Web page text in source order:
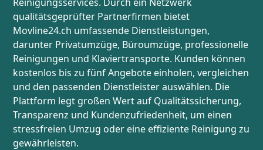
qualitätsgeprüfter Partnerfirmen bietet
Movline24.ch umfassende Dienstleistungen,
darunter Privatumzüge, Büroumzüge, professionelle
Reinigungen und Klaviertransporte. Kunden können
kostenlos bis zu fünf Angebote einholen, vergleichen
und den passenden Dienstleister auswählen. Die
Plattform legt großen Wert auf Qualitätssicherung,
Transparenz und Kundenzufriedenheit, um einen
stressfreien Umzug oder eine effiziente Reinigung zu
gewährleisten.